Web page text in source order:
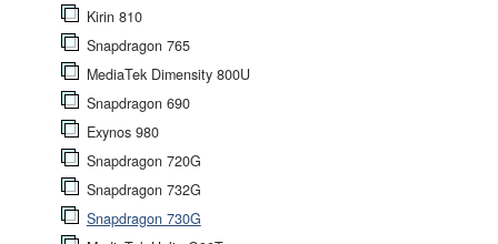
Kirin 810
Snapdragon 765
MediaTek Dimensity 800U
Snapdragon 690
Exynos 980
Snapdragon 720G
Snapdragon 732G
Snapdragon 730G